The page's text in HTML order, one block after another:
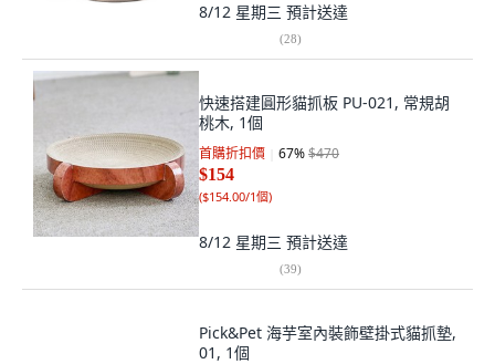
8/12 星期三 預計送達
(28)
快速搭建圓形貓抓板 PU-021, 常規胡
桃木, 1個
首購折扣價 67%$470
$154
($154.00/1個)
8/12 星期三 預計送達
(39)
Pick&Pet 海芋室內裝飾壁掛式貓抓墊,
01, 1個